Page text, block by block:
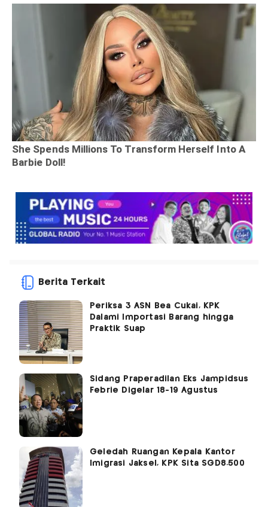
Berita Terkait
Periksa 3 ASN Bea Cukai, KPK
Dalami Importasi Barang hingga
Praktik Suap
Sidang Praperadilan Eks Jampidsus
Febrie Digelar 18-19 Agustus
Geledah Ruangan Kepala Kantor
Imigrasi Jaksel, KPK Sita SGD8.500